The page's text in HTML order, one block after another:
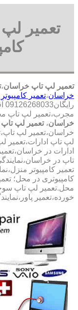
تعمیر
تعمیر لپ تاپ خراسان،
خراسان،تعمیر
مجرب،تعمیر لپ تاپ
خراسان، تعمیر لپ
خراسان،تعمیر لپ
لپ تاپ
ادارات در
تاپ در
تعمیر کامپیوتر
کامپیوتری در محل؛
محل.تعمیر لپ تاپ
خورده،تعمیر